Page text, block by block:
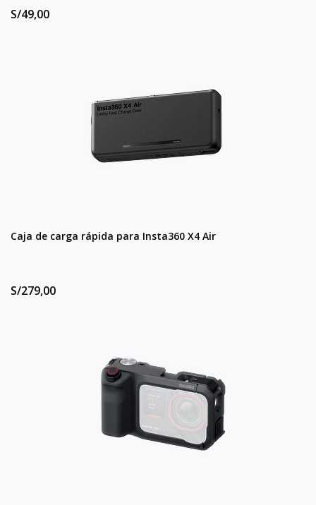
S/49,00
Caja de carga rápida para Insta360 X4 Air
S/279,00